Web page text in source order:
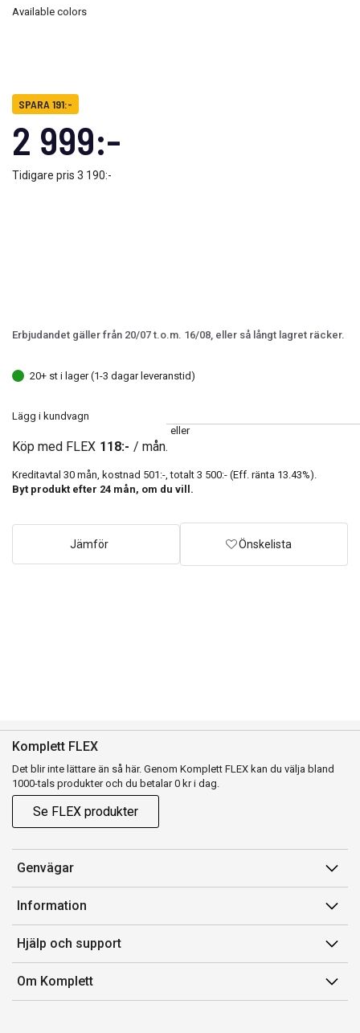
SPARA 191:-
2 999:-
Tidigare pris 3 190:-
Available colors
Erbjudandet gäller från 20/07 t.o.m. 16/08, eller så långt lagret räcker.
20+ st i lager (1-3 dagar leveranstid)
Lägg i kundvagn
eller
Köp med FLEX 118:- / mån.
Kreditavtal 30 mån, kostnad 501:- , totalt 3 500:- (Eff. ränta 13.43%).
Byt produkt efter 24 mån, om du vill.
Jämför Önskelista
Komplett FLEX
Det blir inte lättare än så här. Genom Komplett FLEX kan du välja bland
1000-tals produkter och du betalar 0 kr i dag.
Se FLEX produkter
Genvägar
Konto
Orderhistorik
Presentkort
Komplett Club
Information
Försäljningsvillkor
Medlemsvillkor for Komplett Club
Lediga tjänster
Hjälp och support
Kontakta oss
Kundservice
Om Komplett